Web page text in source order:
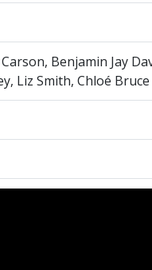
Benjamin Jay
Liz Smith, Chloé Bruce